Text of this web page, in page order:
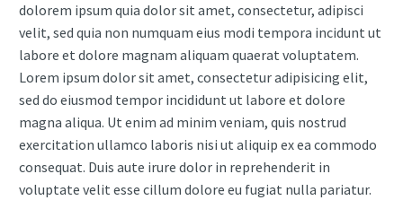
dolorem ipsum quia dolor sit amet, consectetur, adipisci
velit, sed quia non numquam eius modi tempora incidunt ut
labore et dolore magnam aliquam quaerat voluptatem.
Lorem ipsum dolor sit amet, consectetur adipisicing elit,
sed do eiusmod tempor incididunt ut labore et dolore
magna aliqua. Ut enim ad minim veniam, quis nostrud
exercitation ullamco laboris nisi ut aliquip ex ea commodo
consequat. Duis aute irure dolor in reprehenderit in
voluptate velit esse cillum dolore eu fugiat nulla pariatur.